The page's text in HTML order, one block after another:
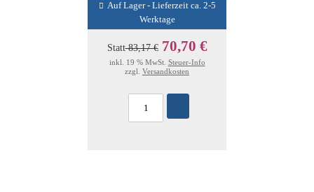
Auf Lager - Lieferzeit ca. 2-5
Werktage
Statt83,17 € 70,70 €
inkl. 19 % MwSt. Steuer-Info
zzgl. Versandkosten